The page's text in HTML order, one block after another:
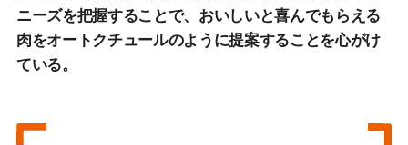
ニーズを把握することで、おいしいと喜んでもらえる
肉をオートクチュールのように提案することを心がけ
ている。